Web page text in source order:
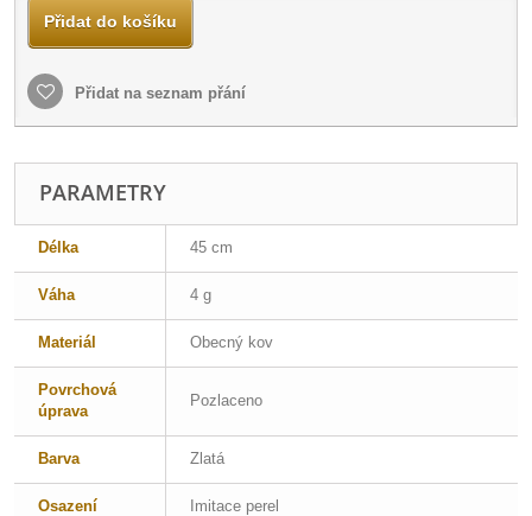
Přidat do košíku
Přidat na seznam přání
PARAMETRY
Délka 45 cm
Váha 4 g
Materiál Obecný kov
Povrchová
úprava
Pozlaceno
Barva Zlatá
Osazení Imitace perel